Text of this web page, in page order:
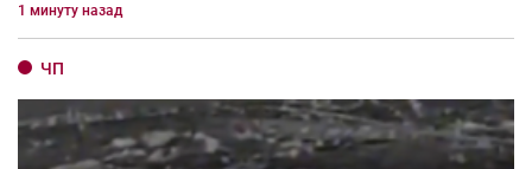
1 минуту назад
ЧП